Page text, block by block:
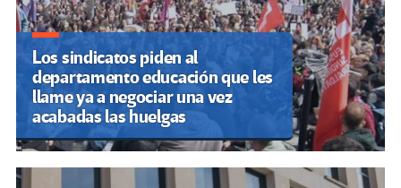
Los sindicatos piden al
departamento educación que les
llame ya a negociar una vez
acabadas las huelgas